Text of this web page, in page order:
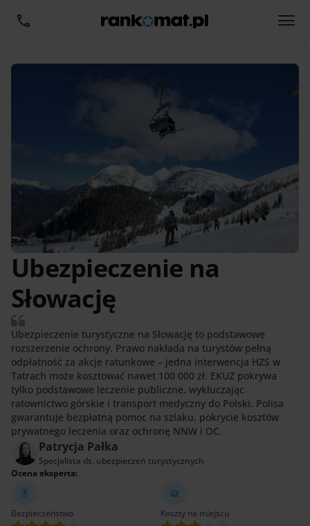
Ubezpieczenie na
Słowację
Ubezpieczenie turystyczne na Słowację to podstawowe
rozszerzenie ochrony. Prawo nakłada na turystów pełną
odpłatność za akcje ratunkowe – jedna interwencja HZS w
Tatrach może kosztować nawet 100 000 zł. EKUZ pokrywa
tylko podstawowe leczenie publiczne, wykluczając
ratownictwo górskie i transport medyczny do Polski. Polisa
gwarantuje bezpłatną pomoc na szlaku, pokrycie kosztów
prywatnego leczenia oraz ochronę NNW i OC.
Patrycja Pałka
Specjalista ds. ubezpieczeń turystycznych
Ocena eksperta:
Bezpieczeństwo Koszty na miejscu